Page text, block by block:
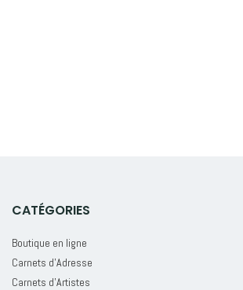
CATÉGORIES
Boutique en ligne
Carnets d'Adresse
Carnets d'Artistes